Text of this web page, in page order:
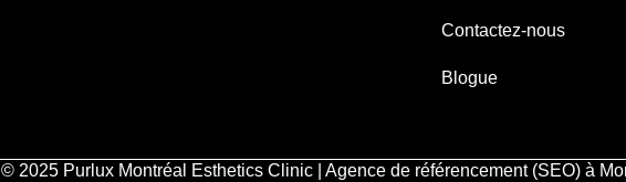
Contactez-nous
Blogue
© 2025 Purlux Montréal Esthetics Clinic | Agence de référencement (SEO) à